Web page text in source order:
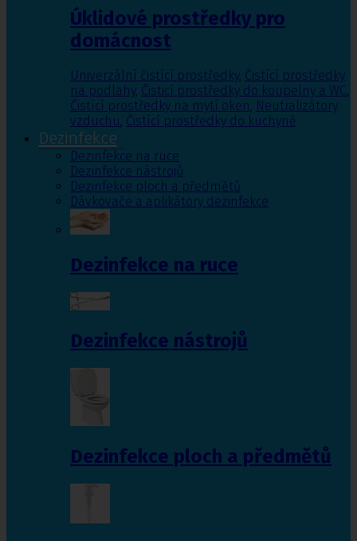
Úklidové prostředky pro
domácnost
Univerzální čistící prostředky, Čistící prostředky
na podlahy, Čisticí prostředky do koupelny a WC,
Čistící prostředky na mytí oken, Neutralizátory
vzduchu, Čistící prostředky do kuchyně
Dezinfekce
Dezinfekce na ruce
Dezinfekce nástrojů
Dezinfekce ploch a předmětů
Dávkovače a aplikátory dezinfekce
Dezinfekce na ruce
Dezinfekce nástrojů
Dezinfekce ploch a předmětů